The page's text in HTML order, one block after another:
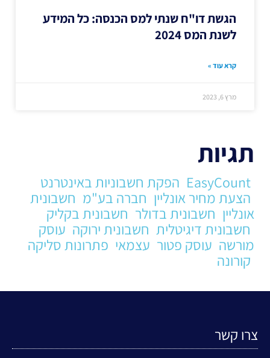
הגשת דו"ח שנתי למס הכנסה: כל המידע
לשנת המס 2024
קרא עוד »
מרץ 6, 2023
תגיות
EasyCount הפקת חשבוניות באינטרנט
הצעת מחיר אונליין חברה בע"מ חשבונית
אונליין חשבונית בדולר חשבונית בקליק
חשבונית דיגיטלית חשבונית ירוקה עוסק
מורשה עוסק פטור עצמאי פתרונות סליקה
קורונה
צרו קשר